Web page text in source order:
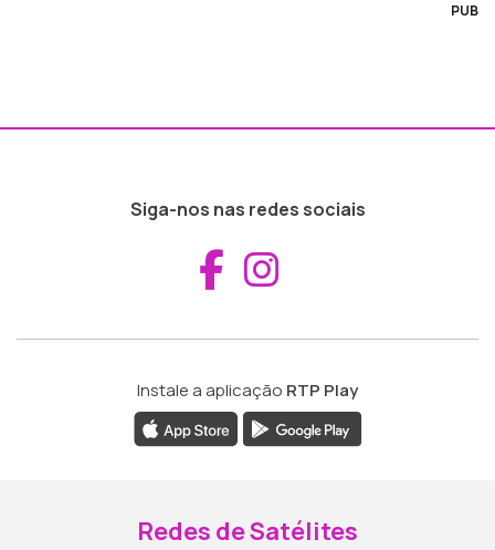
PUB
Siga-nos nas redes sociais
Aceder ao
Instale a aplicação RTP Play
Redes de Satélites